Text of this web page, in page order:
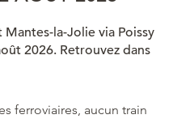
la-Jolie via Poissy
2026. Retrouvez dans
ferroviaires, aucun train